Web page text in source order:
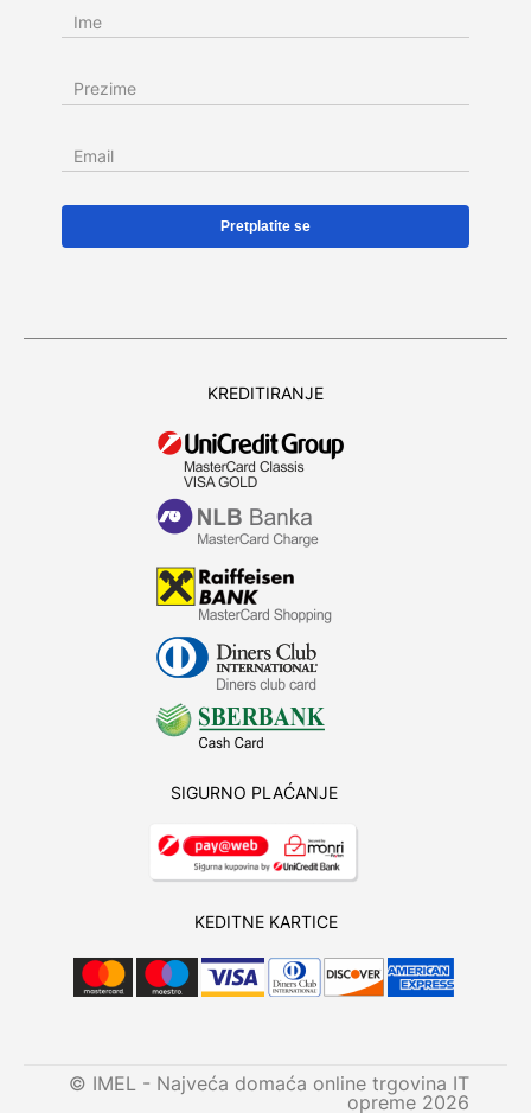
Ime
Prezime
Email
KREDITIRANJE
SIGURNO PLAĆANJE
KEDITNE KARTICE
© IMEL - Najveća domaća online trgovina IT
opreme 2026